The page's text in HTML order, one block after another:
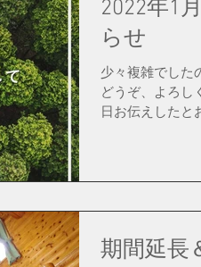
2022年1
らせ
少々複雑でした
どうぞ、よろし
日お伝えしたと
期間延長